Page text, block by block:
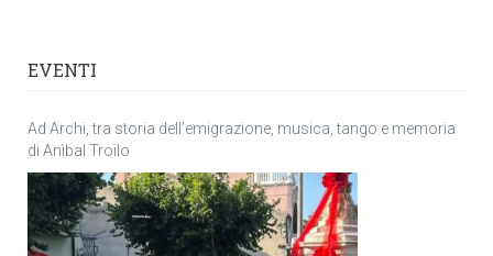
EVENTI
Ad Archi, tra storia dell’emigrazione, musica, tango e memoria
di Anìbal Troilo